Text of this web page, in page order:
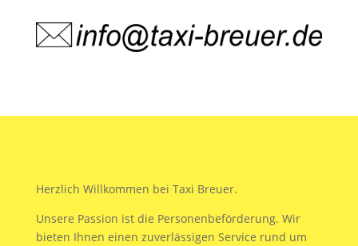
Herzlich Willkommen bei Taxi Breuer.
Unsere Passion ist die Personenbeförderung. Wir
bieten Ihnen einen zuverlässigen Service rund um